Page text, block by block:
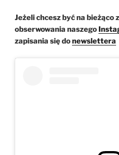
Jeżeli chcesz być na bieżąco
obserwowania naszego
zapisania się donewslettera